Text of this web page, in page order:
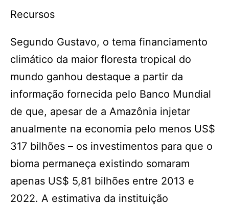
Recursos
Segundo Gustavo, o tema financiamento
climático da maior floresta tropical do
mundo ganhou destaque a partir da
informação fornecida pelo Banco Mundial
de que, apesar de a Amazônia injetar
anualmente na economia pelo menos US$
317 bilhões – os investimentos para que o
bioma permaneça existindo somaram
apenas US$ 5,81 bilhões entre 2013 e
2022. A estimativa da instituição